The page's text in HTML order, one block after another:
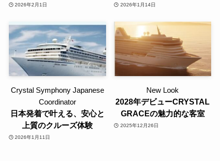
2026年2月1日 2026年1月14日
Crystal Symphony Japanese
Coordinator
日本発着で叶える、安心と
上質のクルーズ体験
2026年1月11日
New Look
2028年デビューCRYSTAL
GRACEの魅力的な客室
2025年12月26日